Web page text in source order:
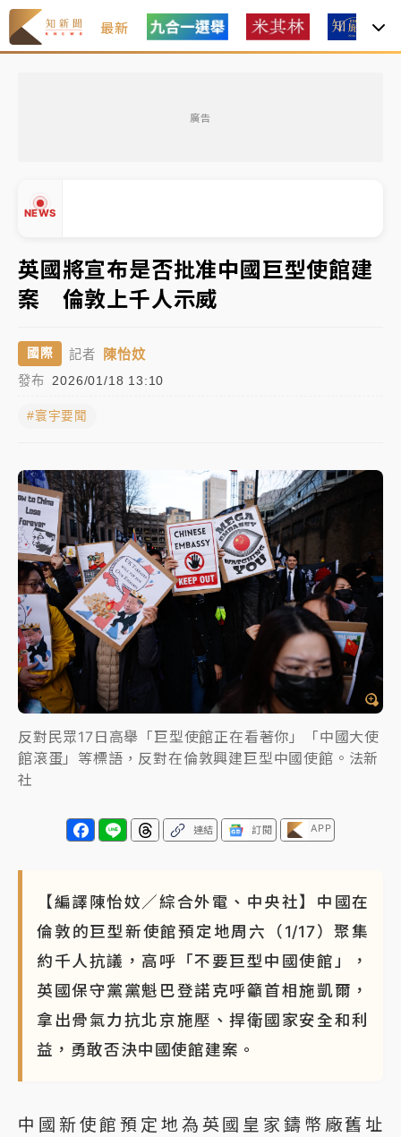
最新
廣告
NEWS
中信慈善基金會想增加董事人數！辜仲諒向法院聲請遭
駁 理由曝光
故宮《龍藏經》特展第2檔！今線上預約開賣一度塞車
周六起展出延長至晚上7時
台東農業處長涉圖利渡假村！東檢抗告成功 今重開羈
父親節泡湯了！中颱白海豚雨彈轟3天 「紅到發紫」降
雨熱區曝
暑假過三周才推「E宿新北打卡趣」！抽獎程序複雜 觀
旅局回應了
中信慈善基金會想增加董事人數！辜仲諒向法院聲請遭
駁 理由曝光
故宮《龍藏經》特展第2檔！今線上預約開賣一度塞車
周六起展出延長至晚上7時
台東農業處長涉圖利渡假村！東檢抗告成功 今重開羈
押庭
父親節泡湯了！中颱白海豚雨彈轟3天 「紅到發紫」降
雨熱區曝
▲
英國將宣布是否批准中國巨型使館建
案 倫敦上千人示威
國際 記者 陳怡妏
發布 2026/01/18 13:10
#寰宇要聞
反對民眾17日高舉「巨型使館正在看著你」「中國大使
館滾蛋」等標語，反對在倫敦興建巨型中國使館。法新
社
連結 訂閱 APP
【編譯陳怡妏／綜合外電、中央社】中國在
倫敦的巨型新使館預定地周六（1/17）聚集
約千人抗議，高呼「不要巨型中國使館」，
英國保守黨黨魁巴登諾克呼籲首相施凱爾，
拿出骨氣力抗北京施壓、捍衛國家安全和利
益，勇敢否決中國使館建案。
中國新使館預定地為英國皇家鑄幣廠舊址